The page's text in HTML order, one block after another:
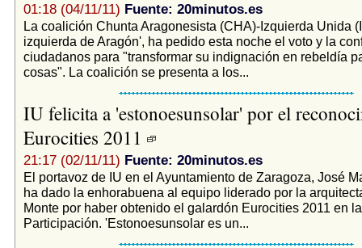
01:18 (04/11/11) Fuente: 20minutos.es
La coalición Chunta Aragonesista (CHA)-Izquierda Unida
izquierda de Aragón', ha pedido esta noche el voto y la
ciudadanos para "transformar su indignación en rebeldía
cosas". La coalición se presenta a los...
IU felicita a 'estonoesunsolar' por el
Eurocities 2011
21:17 (02/11/11) Fuente: 20minutos.es
El portavoz de IU en el Ayuntamiento de Zaragoza, José
ha dado la enhorabuena al equipo liderado por la
Monte por haber obtenido el galardón Eurocities 2011 en
Participación. 'Estonoesunsolar es un...